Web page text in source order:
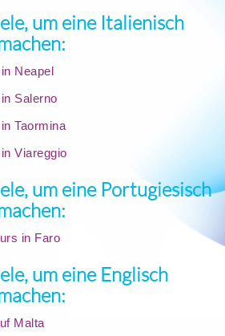
um eine Italienisch
Neapel
Salerno
Taormina
Viareggio
um eine Portugiesisch
in Faro
um eine Englisch
Malta